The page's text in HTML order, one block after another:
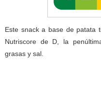
Este snack a base de patata
Nutriscore de D, la
grasas y sal.